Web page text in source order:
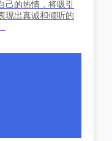
的热情，将吸引
现出真诚和倾听的